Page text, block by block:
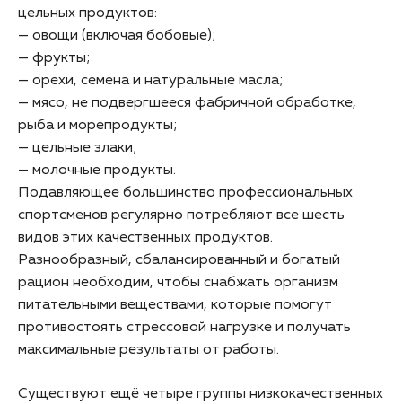
цельных продуктов:
— овощи (включая бобовые);
— фрукты;
— орехи, семена и натуральные масла;
— мясо, не подвергшееся фабричной обработке,
рыба и морепродукты;
— цельные злаки;
— молочные продукты.
Подавляющее большинство профессиональных
спортсменов регулярно потребляют все шесть
видов этих качественных продуктов.
Разнообразный, сбалансированный и богатый
рацион необходим, чтобы снабжать организм
питательными веществами, которые помогут
противостоять стрессовой нагрузке и получать
максимальные результаты от работы.
Существуют ещё четыре группы низкокачественных